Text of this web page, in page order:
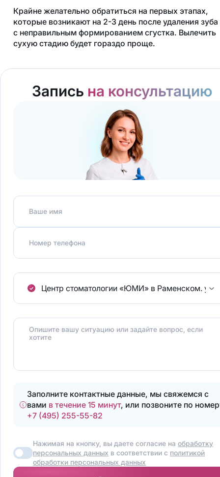
Крайне желательно обратиться на первых этапах,
которые возникают на 2-3 день после удаления зуба
с неправильным формированием сгустка. Вылечить
сухую стадию будет гораздо проще.
Запись на консультацию
Ваше имя
Номер телефона
Центр стоматологии «ЮМИ» в Раменском. ул.
Опишите вашу ситуацию или задайте вопрос, если
хотите
Заполните контактные данные, мы свяжемся с
вами в течение 15 минут, или позвоните по
+7 (495) 255-55-82
Нажимая на кнопку, вы даете согласие наобработку
персональных данных в соответствии с политикой
обработки персональных данных